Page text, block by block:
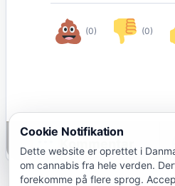
(0) (0)
Cookie Notifikation
Dette website er oprettet i
om cannabis fra hele verden.
forekomme på flere sprog.